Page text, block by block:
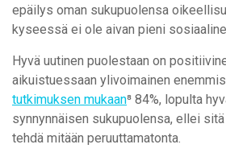
epäilys oman sukupuolensa
kyseessä ei ole aivan pieni
Hyvä uutinen puolestaan on
aikuistuessaan ylivoimainen
tutkimuksen mukaan⁸ 84%, lopulta
synnynnäisen sukupuolensa, ellei
tehdä mitään peruuttamatonta.